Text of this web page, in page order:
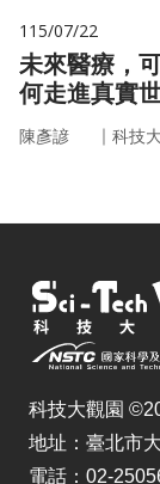
115/07/22
未來醫療，
何走進真實
陳彥諺 ｜ 科技
科技大觀園
地址：臺北市
電話：02-